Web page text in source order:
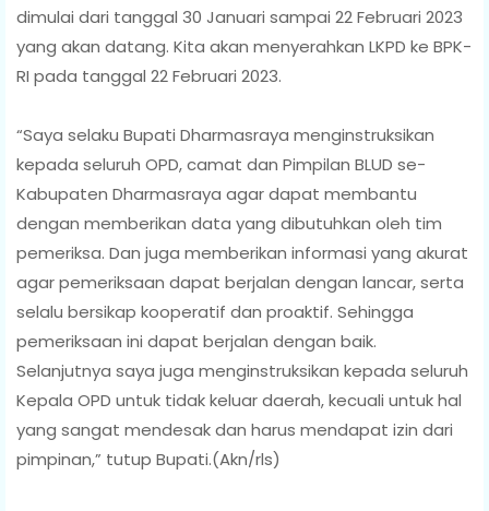
dimulai dari tanggal 30 Januari sampai 22 Februari 2023
yang akan datang. Kita akan menyerahkan LKPD ke BPK-
RI pada tanggal 22 Februari 2023.
“Saya selaku Bupati Dharmasraya menginstruksikan
kepada seluruh OPD, camat dan Pimpilan BLUD se-
Kabupaten Dharmasraya agar dapat membantu
dengan memberikan data yang dibutuhkan oleh tim
pemeriksa. Dan juga memberikan informasi yang akurat
agar pemeriksaan dapat berjalan dengan lancar, serta
selalu bersikap kooperatif dan proaktif. Sehingga
pemeriksaan ini dapat berjalan dengan baik.
Selanjutnya saya juga menginstruksikan kepada seluruh
Kepala OPD untuk tidak keluar daerah, kecuali untuk hal
yang sangat mendesak dan harus mendapat izin dari
pimpinan,” tutup Bupati.(Akn/rls)